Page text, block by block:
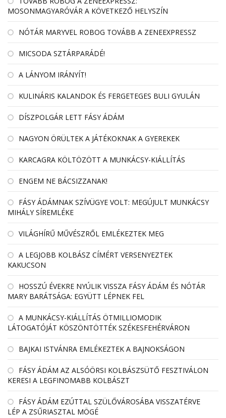
MOSONMAGYARÓVÁR A KÖVETKEZŐ HELYSZÍN
NÓTÁR MARYVEL ROBOG TOVÁBB A ZENEEXPRESSZ
MICSODA SZTÁRPARÁDÉ!
A LÁNYOM IRÁNYÍT!
KULINÁRIS KALANDOK ÉS FERGETEGES BULI GYULÁN
DÍSZPOLGÁR LETT FÁSY ÁDÁM
NAGYON ÖRÜLTEK A JÁTÉKOKNAK A GYEREKEK
KARCAGRA KÖLTÖZÖTT A MUNKÁCSY-KIÁLLÍTÁS
ENGEM NE BÁCSIZZANAK!
FÁSY ÁDÁMNAK SZÍVÜGYE VOLT: MEGÚJULT MUNKÁCSY
MIHÁLY SÍREMLÉKE
VILÁGHÍRŰ MŰVÉSZRŐL EMLÉKEZTEK MEG
A LEGJOBB KOLBÁSZ CÍMÉRT VERSENYEZTEK
KAKUCSON
HOSSZÚ ÉVEKRE NYÚLIK VISSZA FÁSY ÁDÁM ÉS NÓTÁR
MARY BARÁTSÁGA: EGYÜTT LÉPNEK FEL
A MUNKÁCSY-KIÁLLÍTÁS ÖTMILLIOMODIK
LÁTOGATÓJÁT KÖSZÖNTÖTTÉK SZÉKESFEHÉRVÁRON
BAJKAI ISTVÁNRA EMLÉKEZTEK A BAJNOKSÁGON
FÁSY ÁDÁM AZ ALSÓÖRSI KOLBÁSZSÜTŐ FESZTIVÁLON
KERESI A LEGFINOMABB KOLBÁSZT
FÁSY ÁDÁM EZÚTTAL SZÜLŐVÁROSÁBA VISSZATÉRVE
LÉP A ZSŰRIASZTAL MÖGÉ